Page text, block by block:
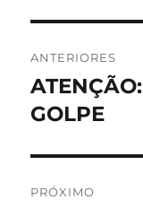
de
Post
ANTERIORES
Post
anterior:
GOLPE
PRÓXIMO